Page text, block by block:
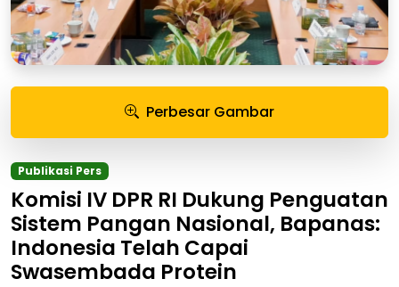
Perbesar Gambar
Publikasi Pers
Komisi IV DPR RI Dukung Penguatan
Sistem Pangan Nasional, Bapanas:
Indonesia Telah Capai
Swasembada Protein